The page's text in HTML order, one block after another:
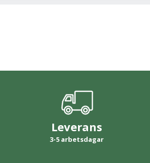
Leverans
3-5 arbetsdagar